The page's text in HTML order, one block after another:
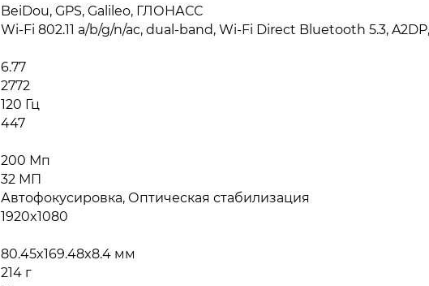
BeiDou, GPS, Galileo, ГЛОНАСС
Wi-Fi 802.11 a/b/g/n/ac, dual-band, Wi-Fi Direct Bluetooth 5.3,
6.77
2772
120 Гц
447
200 Мп
32 МП
Автофокусировка, Оптическая стабилизация
1920x1080
80.45x169.48x8.4 мм
214 г